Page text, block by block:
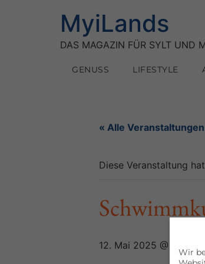
MyiLands
DAS MAGAZIN FÜR SYLT UND
GENUSS LIFESTYLE
« Alle Veranstaltungen
Diese Veranstaltung
12. Mai 2025 @ 9:00
Wir